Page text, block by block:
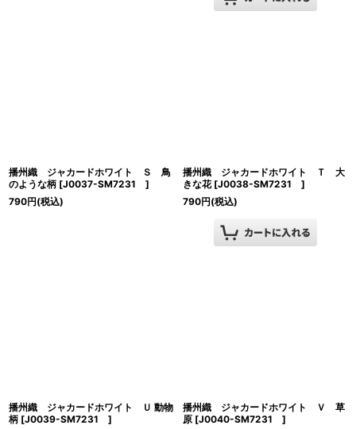
播州織 ジャカードホワイト Ｓ 鳥
のような柄 [J0037-SM7231 ]
790円(税込)
播州織 ジャカードホワイト Ｔ 大
きな花 [J0038-SM7231 ]
790円(税込)
播州織 ジャカードホワイト Ｕ 動物
柄 [J0039-SM7231 ]
播州織 ジャカードホワイト Ｖ 草
原 [J0040-SM7231 ]